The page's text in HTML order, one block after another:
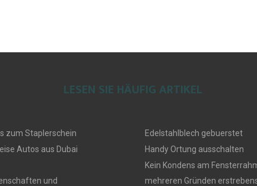
LESEN SIE HÄUFIG ARTIKEL
zum Staplerschein
Autos aus Dubai
und
Edelstahlblech gebuerstet
Handy Ortung ausschalten
Kein Kondens am
mehreren Gründen